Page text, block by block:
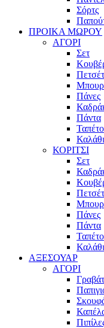
Σόρτς
ΠΡΟΙΚΑ ΜΩΡΟΥ
ΑΓΟΡΙ
Σετ
Πάνες
Πάντα
Ταπέτο
ΚΟΡΙΤΣΙ
Σετ
Πάνες
Πάντα
Ταπέτο
ΑΞΕΣΟΥΑΡ
ΑΓΟΡΙ